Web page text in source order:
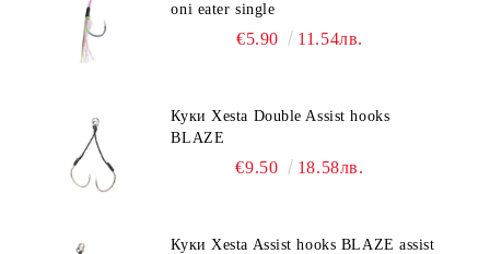
oni eater single
€5.90 11.54лв.
Куки Xesta Double Assist hooks
BLAZE
€9.50 18.58лв.
Куки Xesta Assist hooks BLAZE assist